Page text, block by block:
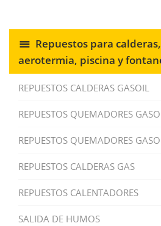
Repuestos para
aerotermia, piscina y
REPUESTOS CALDERAS GASOIL
REPUESTOS QUEMADORES
REPUESTOS QUEMADORES
REPUESTOS CALDERAS GAS
REPUESTOS CALENTADORES
SALIDA DE HUMOS